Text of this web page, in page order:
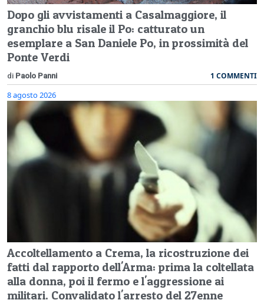
Dopo gli avvistamenti a Casalmaggiore, il
granchio blu risale il Po: catturato un
esemplare a San Daniele Po, in prossimità del
Ponte Verdi
di Paolo Panni 1 COMMENTI
8 agosto 2026
Accoltellamento a Crema, la ricostruzione dei
fatti dal rapporto dell'Arma: prima la coltellata
alla donna, poi il fermo e l'aggressione ai
militari. Convalidato l'arresto del 27enne